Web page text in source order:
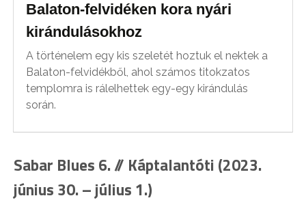
Balaton-felvidéken kora nyári
kirándulásokhoz
A történelem egy kis szeletét hoztuk el nektek a
Balaton-felvidékből, ahol számos titokzatos
templomra is rálelhettek egy-egy kirándulás
során.
Sabar Blues 6. // Káptalantóti (2023.
június 30. – július 1.)